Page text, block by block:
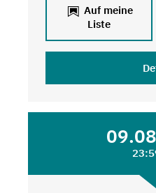
Auf meine
Liste